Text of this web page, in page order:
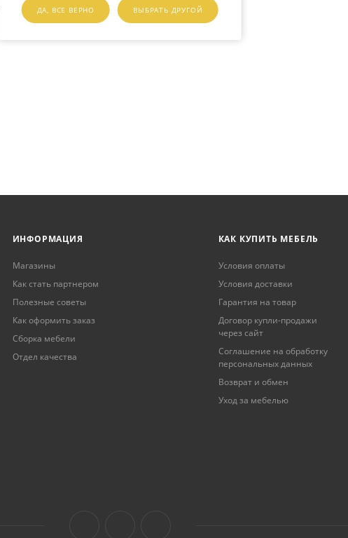
ДА, ВСЕ ВЕРНО ВЫБРАТЬ ДРУГОЙ
ОПЛАТА ДОСТАВКА
ИНФОРМАЦИЯ
Магазины
Как стать партнером
Полезные советы
Как оформить заказ
Сборка мебели
Отдел качества
КАК КУПИТЬ МЕБЕЛЬ
Условия оплаты
Условия доставки
Гарантия на товар
Договор купли-продажи
через сайт
Соглашение на обработку
персональных данных
Возврат и обмен
Уход за мебелью